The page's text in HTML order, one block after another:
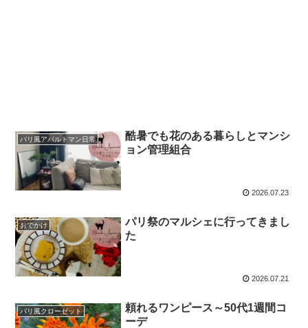
パリ風アパルトマン日常
酷暑でも花のある暮らしとマンシ
ョン管理組合
2026.07.23
おでかけ
パリ祭のマルシェに行ってきまし
た
2026.07.21
パリ風クローゼット
頼れるワンピース～50代1週間コ
ーデ